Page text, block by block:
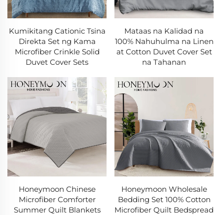
Kumikitang Cationic Tsina
Direkta Set ng Kama
Microfiber Crinkle Solid
Duvet Cover Sets
Mataas na Kalidad na
100% Nahuhulma na Linen
at Cotton Duvet Cover Set
na Tahanan
Honeymoon Chinese
Microfiber Comforter
Summer Quilt Blankets
Honeymoon Wholesale
Bedding Set 100% Cotton
Microfiber Quilt Bedspread